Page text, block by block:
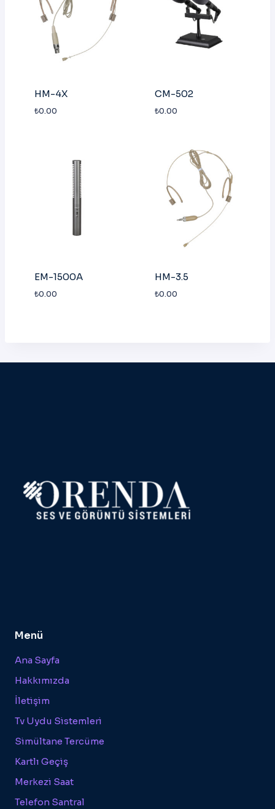
HM-4X
₺0.00
CM-502
₺0.00
EM-1500A
₺0.00
HM-3.5
₺0.00
Menü
Ana Sayfa
Hakkımızda
İletişim
Tv Uydu Sistemleri
Simültane Tercüme
Kartlı Geçiş
Merkezi Saat
Telefon Santral